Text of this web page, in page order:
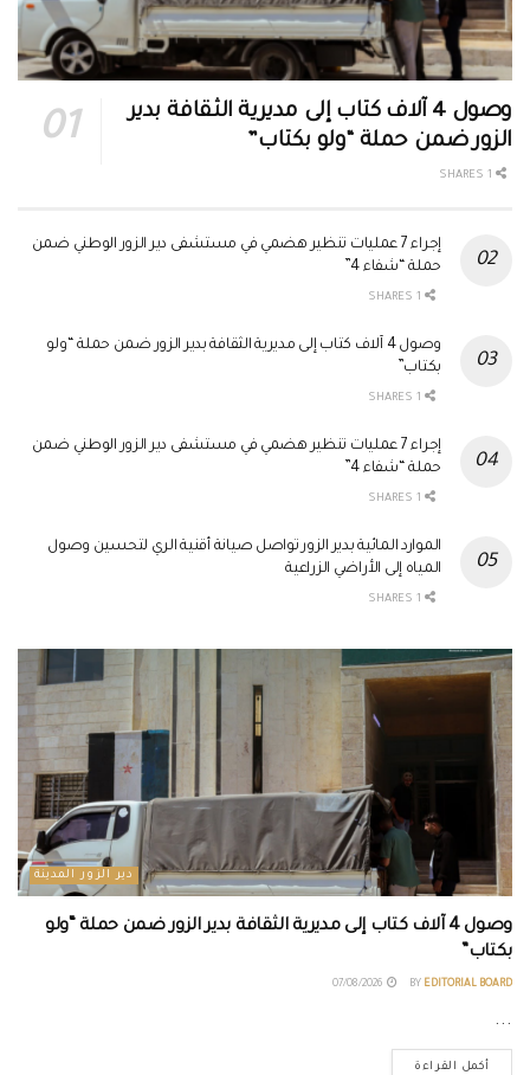
وصول 4 آلاف كتاب إلى مديرية الثقافة بدير
الزور ضمن حملة “ولو بكتاب”
إجراء 7 عمليات تنظير هضمي في مستشفى دير الزور الوطني ضمن
حملة “شفاء 4”
وصول 4 آلاف كتاب إلى مديرية الثقافة بدير الزور ضمن حملة “ولو
بكتاب”
إجراء 7 عمليات تنظير هضمي في مستشفى دير الزور الوطني ضمن
حملة “شفاء 4”
الموارد المائية بدير الزور تواصل صيانة أقنية الري لتحسين وصول
المياه إلى الأراضي الزراعية
دير الزور المدينة
وصول 4 آلاف كتاب إلى مديرية الثقافة بدير الزور ضمن حملة “ولو
بكتاب”
BY EDITORIAL BOARD
...
أكمل القراءة